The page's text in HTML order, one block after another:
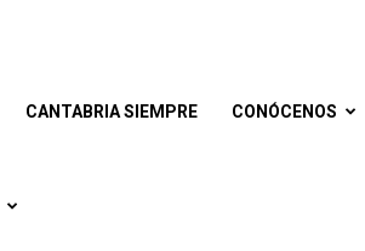
CANTABRIA SIEMPRE CONÓCENOS